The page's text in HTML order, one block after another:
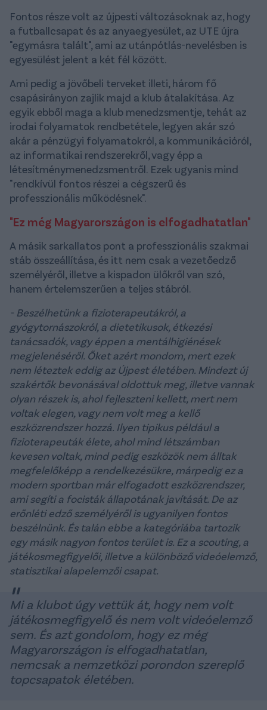
Fontos része volt az újpesti változásoknak az, hogy
a futballcsapat és az anyaegyesület, az UTE újra
"egymásra talált", ami az utánpótlás-nevelésben is
egyesülést jelent a két fél között.
Ami pedig a jövőbeli terveket illeti, három fő
csapásirányon zajlik majd a klub átalakítása. Az
egyik ebből maga a klub menedzsmentje, tehát az
irodai folyamatok rendbetétele, legyen akár szó
akár a pénzügyi folyamatokról, a kommunikációról,
az informatikai rendszerekről, vagy épp a
létesítménymenedzsmentről. Ezek ugyanis mind
"rendkívül fontos részei a cégszerű és
professzionális működésnek".
"Ez még Magyarországon is elfogadhatatlan"
A másik sarkallatos pont a professzionális szakmai
stáb összeállítása, és itt nem csak a vezetőedző
személyéről, illetve a kispadon ülőkről van szó,
hanem értelemszerűen a teljes stábról.
- Beszélhetünk a fizioterapeutákról, a
gyógytornászokról, a dietetikusok, étkezési
tanácsadók, vagy éppen a mentálhigiénések
megjelenéséről. Őket azért mondom, mert ezek
nem léteztek eddig az Újpest életében. Mindezt új
szakértők bevonásával oldottuk meg, illetve vannak
olyan részek is, ahol fejleszteni kellett, mert nem
voltak elegen, vagy nem volt meg a kellő
eszközrendszer hozzá. Ilyen tipikus például a
fizioterapeuták élete, ahol mind létszámban
kevesen voltak, mind pedig eszközök nem álltak
megfelelőképp a rendelkezésükre, márpedig ez a
modern sportban már elfogadott eszközrendszer,
ami segíti a focisták állapotának javítását. De az
erőnléti edző személyéről is ugyanilyen fontos
beszélnünk. És talán ebbe a kategóriába tartozik
egy másik nagyon fontos terület is. Ez a scouting, a
játékosmegfigyelői, illetve a különböző videóelemző,
statisztikai alapelemzői csapat.
Mi a klubot úgy vettük át, hogy nem volt
játékosmegfigyelő és nem volt videóelemző
sem. És azt gondolom, hogy ez még
Magyarországon is elfogadhatatlan,
nemcsak a nemzetközi porondon szereplő
topcsapatok életében.